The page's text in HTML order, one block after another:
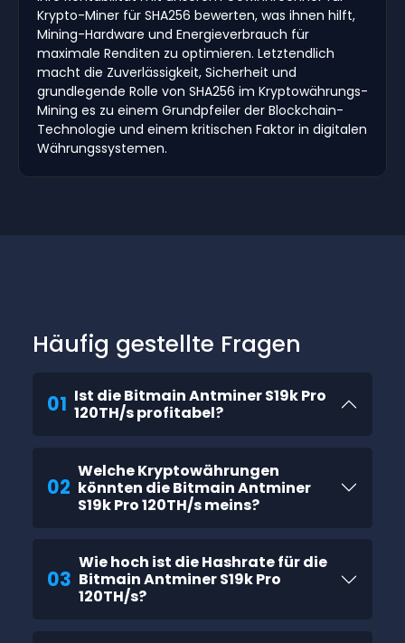
Krypto-Miner für SHA256 bewerten, was ihnen hilft,
Mining-Hardware und Energieverbrauch für
maximale Renditen zu optimieren. Letztendlich
macht die Zuverlässigkeit, Sicherheit und
grundlegende Rolle von SHA256 im Kryptowährungs-
Mining es zu einem Grundpfeiler der Blockchain-
Technologie und einem kritischen Faktor in digitalen
Währungssystemen.
Häufig gestellte Fragen
01 Ist die Bitmain Antminer S19k Pro
120TH/s profitabel?
02
Welche Kryptowährungen
könnten die Bitmain Antminer
S19k Pro 120TH/s meins?
03
Wie hoch ist die Hashrate für die
Bitmain Antminer S19k Pro
120TH/s?